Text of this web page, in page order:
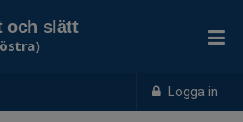
Logga in
och slätt